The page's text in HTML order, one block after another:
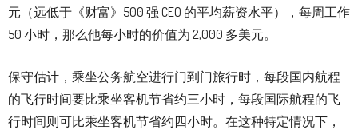
元（远低于《财富》500 强 CEO 的平均薪资水平），每周工作
50 小时，那么他每小时的价值为 2,000 多美元。
保守估计，乘坐公务航空进行门到门旅行时，每段国内航程
的飞行时间要比乘坐客机节省约三小时，每段国际航程的飞
行时间则可比乘坐客机节省约四小时。在这种特定情况下，